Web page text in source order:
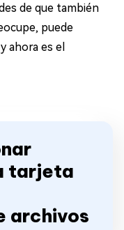
de que también
puede
ahora es el
tarjeta
archivos